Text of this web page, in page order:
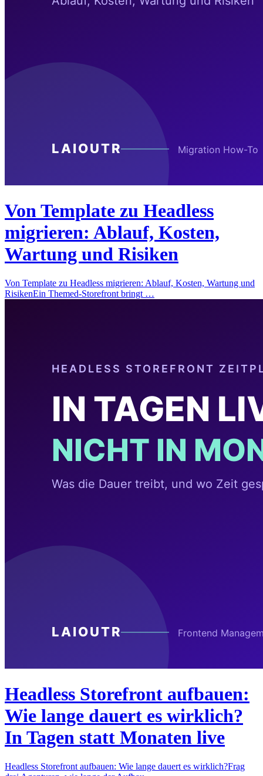
Von Template zu Headless
migrieren: Ablauf, Kosten,
Wartung und Risiken
Von Template zu Headless migrieren: Ablauf, Kosten, Wartung und
RisikenEin Themed-Storefront bringt …
Headless Storefront aufbauen:
Wie lange dauert es wirklich?
In Tagen statt Monaten live
Headless Storefront aufbauen: Wie lange dauert es wirklich?Frag